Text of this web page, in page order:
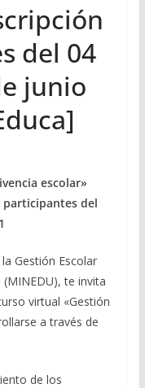
del 04
junio
escolar»
participantes del
Gestión Escolar
te invita
virtual «Gestión
a través de
de los